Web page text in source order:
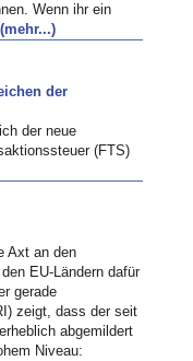
Wenn ihr ein
(mehr...)
der
der neue
(FTS)
Axt an den
EU-Ländern dafür
gerade
zeigt, dass der seit
abgemildert
Niveau: